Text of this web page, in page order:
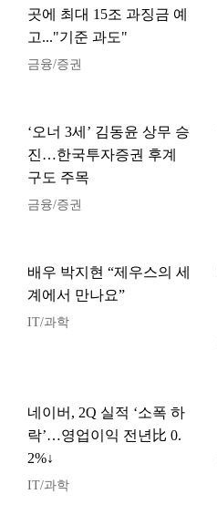
곳에 최대 15조 과징금 예
고..."기준 과도"
금융/증권
‘오너 3세’ 김동윤 상무 승
진…한국투자증권 후계
구도 주목
금융/증권
배우 박지현 “제우스의 세
계에서 만나요”
IT/과학
네이버, 2Q 실적 ‘소폭 하
락’…영업이익 전년比 0.
2%↓
IT/과학